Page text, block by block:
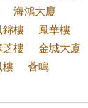
海鴻大廈
錦樓
鳳華樓
芝樓
金城大廈
樓 薈鳴